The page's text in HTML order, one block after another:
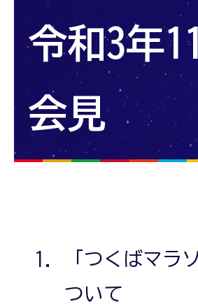
令和3年
会見
「つくばマラ
ついて